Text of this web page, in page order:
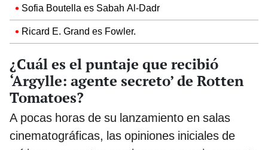
Sofia Boutella es Sabah Al-Dadr
Ricard E. Grand es Fowler.
¿Cuál es el puntaje que recibió
‘Argylle: agente secreto’ de Rotten
Tomatoes?
A pocas horas de su lanzamiento en salas
cinematográficas, las opiniones iniciales de